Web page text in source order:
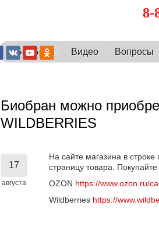
8-
О БиоБран Видео Вопросы
Биобран можно
WILDBERRIES
17
августа
На сайте магазина в
страницу товара.
OZON https://www.ozon.ru/
Wildberries https://